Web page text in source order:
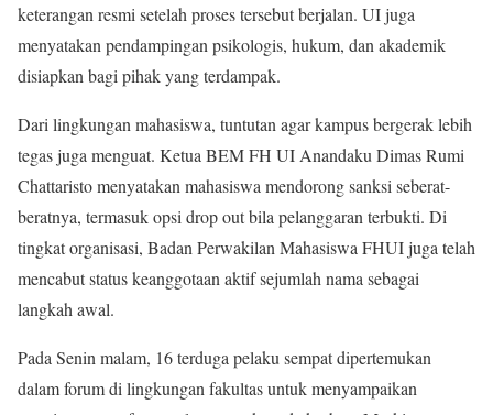
keterangan resmi setelah proses tersebut berjalan. UI juga
menyatakan pendampingan psikologis, hukum, dan akademik
disiapkan bagi pihak yang terdampak.
Dari lingkungan mahasiswa, tuntutan agar kampus bergerak lebih
tegas juga menguat. Ketua BEM FH UI Anandaku Dimas Rumi
Chattaristo menyatakan mahasiswa mendorong sanksi seberat-
beratnya, termasuk opsi drop out bila pelanggaran terbukti. Di
tingkat organisasi, Badan Perwakilan Mahasiswa FHUI juga telah
mencabut status keanggotaan aktif sejumlah nama sebagai
langkah awal.
Pada Senin malam, 16 terduga pelaku sempat dipertemukan
dalam forum di lingkungan fakultas untuk menyampaikan